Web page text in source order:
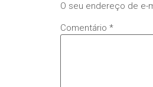
O seu endereço de e-
Comentário *